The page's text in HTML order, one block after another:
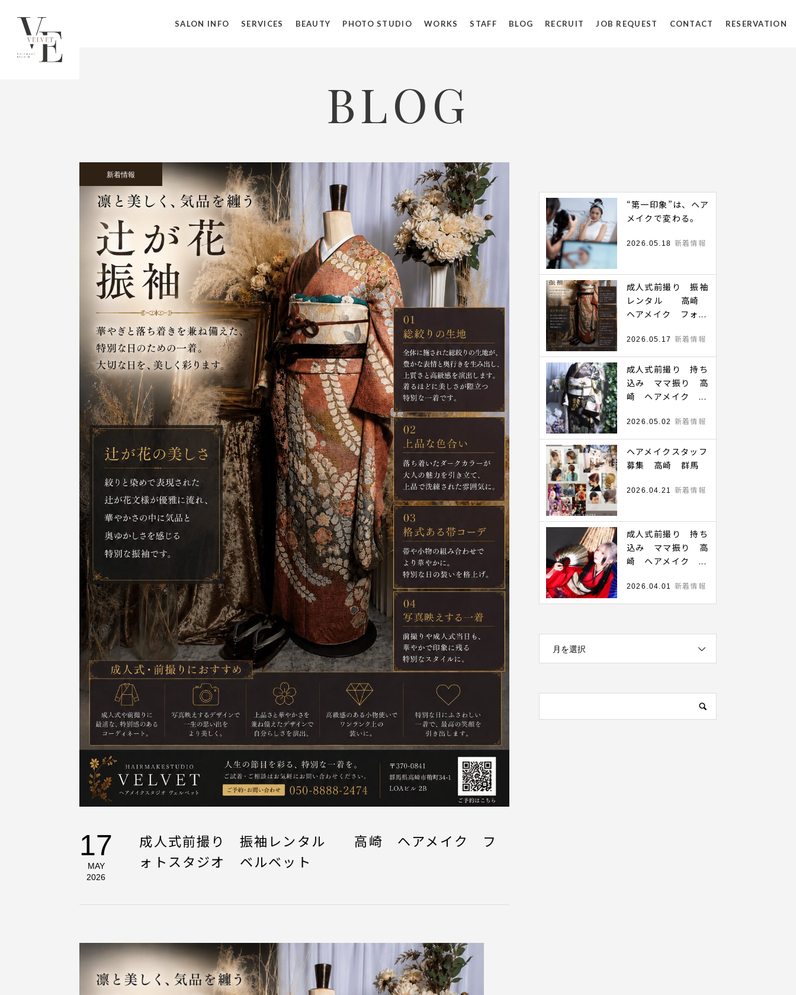
SALON INFO SERVICES BEAUTY PHOTO STUDIO WORKS STAFF BLOG RECRUIT JOB REQUEST CONTACT RESERVATION
BLOG
新着情報
17
MAY
2026
成人式前撮り 振袖レンタル 高崎 ヘアメイク フ
ォトスタジオ ベルベット
“第一印象”は、ヘア
メイクで変わる。
2026.05.18 新着情報
成人式前撮り 振袖
レンタル 高崎
ヘアメイク フォ...
2026.05.17 新着情報
成人式前撮り 持ち
込み ママ振り 高
崎 ヘアメイク ...
2026.05.02 新着情報
ヘアメイクスタッフ
募集 高崎 群馬
2026.04.21 新着情報
成人式前撮り 持ち
込み ママ振り 高
崎 ヘアメイク ...
2026.04.01 新着情報
月を選択